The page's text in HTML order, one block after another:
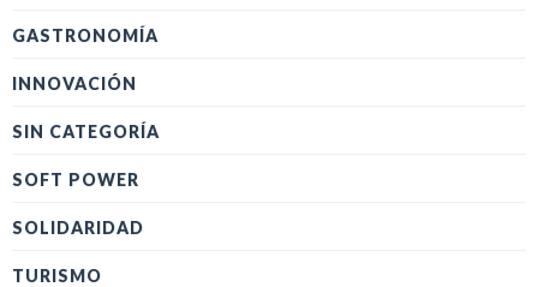
GASTRONOMÍA
INNOVACIÓN
SIN CATEGORÍA
SOFT POWER
SOLIDARIDAD
TURISMO